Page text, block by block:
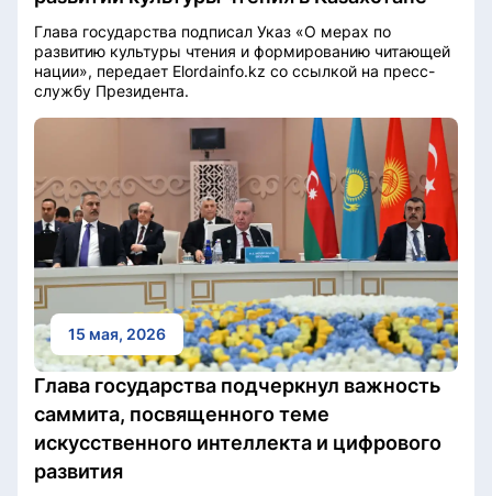
Глава государства подписал Указ «О мерах по
развитию культуры чтения и формированию читающей
нации», передает Elordainfo.kz со ссылкой на пресс-
службу Президента.
15 мая, 2026
Глава государства подчеркнул важность
саммита, посвященного теме
искусственного интеллекта и цифрового
развития